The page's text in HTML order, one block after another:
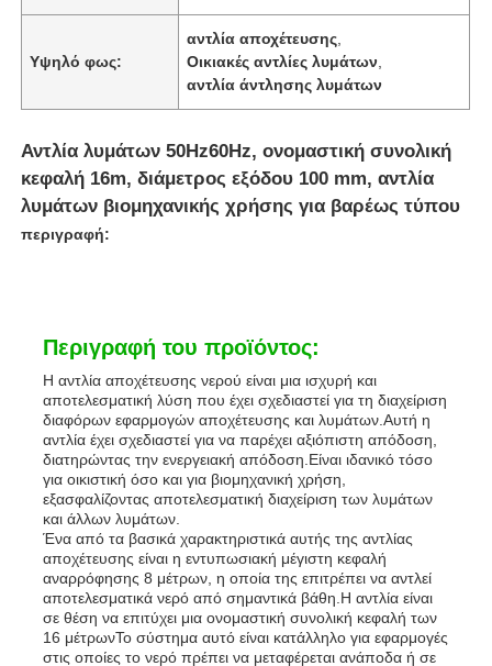
Υψηλό φως:
αντλία αποχέτευσης
Οικιακές αντλίες λυμάτων
αντλία άντλησης λυμάτων
Αντλία λυμάτων 50Hz60Hz, ονομαστική συνολική
κεφαλή 16m, διάμετρος εξόδου 100 mm, αντλία
λυμάτων βιομηχανικής χρήσης για βαρέως τύπου
περιγραφή:
Περιγραφή του προϊόντος:
Η αντλία αποχέτευσης νερού είναι μια ισχυρή και
αποτελεσματική λύση που έχει σχεδιαστεί για τη διαχείριση
διαφόρων εφαρμογών αποχέτευσης και λυμάτων.Αυτή η
αντλία έχει σχεδιαστεί για να παρέχει αξιόπιστη απόδοση,
διατηρώντας την ενεργειακή απόδοση.Είναι ιδανικό τόσο
για οικιστική όσο και για βιομηχανική χρήση,
εξασφαλίζοντας αποτελεσματική διαχείριση των λυμάτων
και άλλων λυμάτων.
Ένα από τα βασικά χαρακτηριστικά αυτής της αντλίας
αποχέτευσης είναι η εντυπωσιακή μέγιστη κεφαλή
αναρρόφησης 8 μέτρων, η οποία της επιτρέπει να αντλεί
αποτελεσματικά νερό από σημαντικά βάθη.Η αντλία είναι
σε θέση να επιτύχει μια ονομαστική συνολική κεφαλή των
16 μέτρωνΤο σύστημα αυτό είναι κατάλληλο για εφαρμογές
στις οποίες το νερό πρέπει να μεταφέρεται ανάποδα ή σε